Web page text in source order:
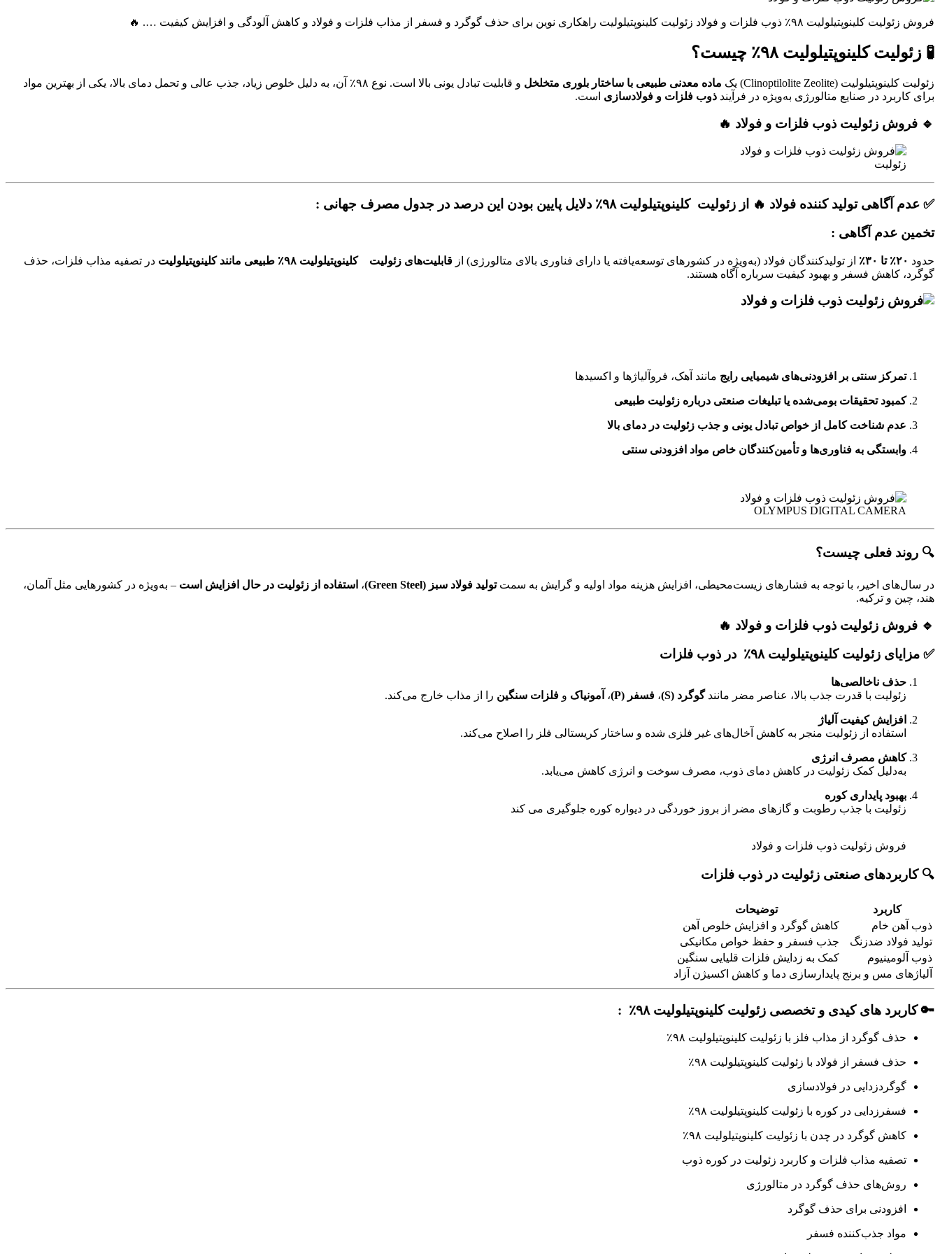
فروش زئولیت کلینوپتیلولیت ۹۸٪ ذوب فلزات و فولاد زئولیت کلینوپتیلولیت راهکاری نوین برای حذف گوگرد و فسفر از مذاب فلزات و فولاد و کاهش آلودگی و افزایش کیفیت …. 🔥
🧪 زئولیت کلینوپتیلولیت ۹۸٪ چیست؟
زئولیت کلینوپتیلولیت (Clinoptilolite Zeolite) یک ماده معدنی طبیعی با ساختار بلوری متخلخل
و قابلیت تبادل یونی بالا است. نوع ۹۸٪ آن، به دلیل خلوص زیاد، جذب عالی و تحمل دمای بالا، یکی از بهترین مواد
برای کاربرد در صنایع متالورژی به‌ویژه در فرآیند ذوب فلزات و فولادسازی است.
🔹 فروش زئولیت ذوب فلزات و فولاد 🔥
زئولیت
✅ عدم آگاهی تولید کننده فولاد 🔥 از زئولیت کلینوپتیلولیت ۹۸٪ دلایل پایین بودن این درصد در جدول مصرف جهانی :
تخمین عدم آگاهی :
حدود ۲۰٪ تا ۳۰٪ از تولیدکنندگان فولاد (به‌ویژه در کشورهای توسعه‌یافته یا دارای فناوری بالای متالورژی) از قابلیت‌های زئولیت کلینوپتیلولیت ۹۸٪ طبیعی مانند کلینوپتیلولیت
در تصفیه مذاب فلزات، حذف
گوگرد، کاهش فسفر و بهبود کیفیت سرباره آگاه هستند.
تمرکز سنتی بر افزودنی‌های شیمیایی رایج مانند آهک، فروآلیاژها و اکسیدها
کمبود تحقیقات بومی‌شده یا تبلیغات صنعتی درباره زئولیت طبیعی
عدم شناخت کامل از خواص تبادل یونی و جذب زئولیت در دمای بالا
وابستگی به فناوری‌ها و تأمین‌کنندگان خاص مواد افزودنی سنتی
OLYMPUS DIGITAL CAMERA
🔍 روند فعلی چیست؟
در سال‌های اخیر، با توجه به فشارهای زیست‌محیطی، افزایش هزینه مواد اولیه و گرایش به سمتتولید فولاد سبز (Green Steel) ، استفاده از زئولیت در حال افزایش است – به‌ویژه در کشورهایی مثل آلمان،
هند، چین و ترکیه.
🔹 فروش زئولیت ذوب فلزات و فولاد 🔥
✅ مزایای زئولیت کلینوپتیلولیت ۹۸٪ در ذوب فلزات
حذف ناخالصی‌ها
زئولیت با قدرت جذب بالا، عناصر مضر مانندگوگرد (S) ، فسفر (P) ، آمونیاک و فلزات سنگین را از مذاب خارج می‌کند.
افزایش کیفیت آلیاژ
استفاده از زئولیت منجر به کاهش آخال‌های غیر فلزی شده و ساختار کریستالی فلز را اصلاح می‌کند.
کاهش مصرف انرژی
به‌دلیل کمک زئولیت در کاهش دمای ذوب، مصرف سوخت و انرژی کاهش می‌یابد.
بهبود پایداری کوره
زئولیت با جذب رطوبت و گازهای مضر از بروز خوردگی در دیواره کوره جلوگیری می کند
فروش زئولیت ذوب فلزات و فولاد
🔍کاربردهای صنعتی زئولیت در ذوب فلزات
کاربرد
توضیحات
ذوب آهن خام
کاهش گوگرد و افزایش خلوص آهن
تولید فولاد ضدزنگ
جذب فسفر و حفظ خواص مکانیکی
ذوب آلومینیوم
کمک به زدایش فلزات قلیایی سنگین
آلیاژهای مس و برنج پایدارسازی دما و کاهش اکسیژن آزاد
🔑کاربرد های کیدی و تخصصی زئولیت کلینوپتیلولیت ۹۸٪ :
حذف گوگرد از مذاب فلز با زئولیت کلینوپتیلولیت ۹۸٪
حذف فسفر از فولاد با زئولیت کلینوپتیلولیت ۹۸٪
گوگردزدایی در فولادسازی
فسفرزدایی در کوره با زئولیت کلینوپتیلولیت ۹۸٪
کاهش گوگرد در چدن با زئولیت کلینوپتیلولیت ۹۸٪
تصفیه مذاب فلزات و کاربرد زئولیت در کوره ذوب
روش‌های حذف گوگرد در متالورژی
افزودنی برای حذف گوگرد
مواد جذب‌کننده فسفر